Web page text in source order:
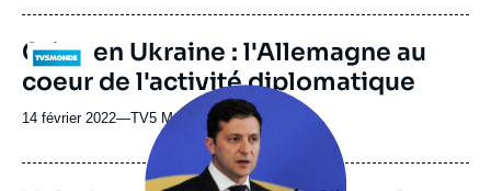
Logo
Crise en Ukraine : l'Allemagne au
coeur de l'activité diplomatique
14 février 2022—Nom
journal,
revue
TV5 Monde
Image
principale
médiatique